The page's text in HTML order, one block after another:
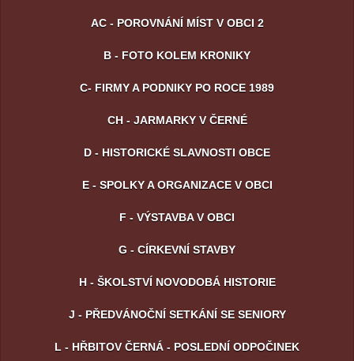
AC - POROVNÁNÍ MÍST V OBCI 2
B - FOTO KOLEM KRONIKY
C- FIRMY A PODNIKY PO ROCE 1989
CH - JARMARKY V ČERNÉ
D - HISTORICKÉ SLAVNOSTI OBCE
E - SPOLKY A ORGANIZACE V OBCI
F - VÝSTAVBA V OBCI
G - CÍRKEVNÍ STAVBY
H - ŠKOLSTVÍ NOVODOBÁ HISTORIE
J - PŘEDVÁNOČNÍ SETKÁNÍ SE SENIORY
L - HŘBITOV ČERNÁ - POSLEDNÍ ODPOČINEK